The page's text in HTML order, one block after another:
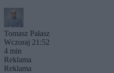
Tomasz Pałasz
Wczoraj 21:52
4 min
Reklama
Reklama